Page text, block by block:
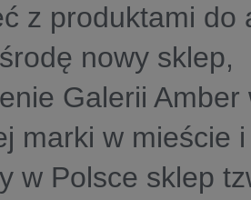
z produktami do
nowy sklep,
Galerii Amber
marki w mieście i
w Polsce sklep